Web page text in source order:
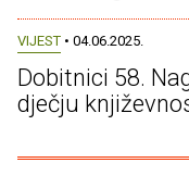
VIJEST • 04.06.2025.
Dobitnici 58.
dječju